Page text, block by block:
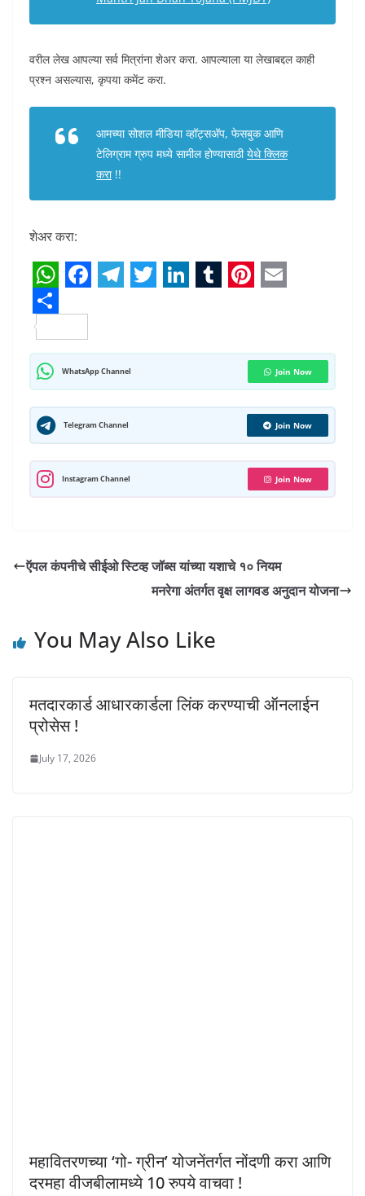
वरील लेख आपल्या सर्व मित्रांना शेअर करा. आपल्याला या लेखाबद्दल काही
प्रश्न असल्यास, कृपया कमेंट करा.
आमच्या सोशल मीडिया व्हॉट्सअ‍ॅप, फेसबुक आणि
टेलिग्राम ग्रुप मध्ये सामील होण्यासाठीयेथे क्लिक
करा!!
शेअर करा:
W
h
a
t
s
A
p
a
c
e
b
o
k
l
e
g
r
m
i
t
n
e
m
l
n
e
a
i
l
S
h
a
r
e
WhatsApp Channel Join Now
Telegram Channel Join Now
Instagram Channel Join Now
ऍपल कंपनीचे सीईओ स्टिव्ह जॉब्स यांच्या यशाचे १० नियम
मनरेगा अंतर्गत वृक्ष लागवड अनुदान योजना
You May Also Like
मतदारकार्ड आधारकार्डला लिंक करण्याची ऑनलाईन
प्रोसेस !
July 17, 2026
महावितरणच्या ‘गो- ग्रीन’ योजनेंतर्गत नोंदणी करा आणि
दरमहा वीजबीलामध्ये 10 रुपये वाचवा !